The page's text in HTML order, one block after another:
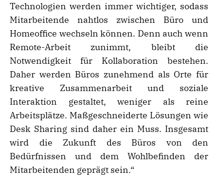
Technologien werden immer wichtiger, sodass
Mitarbeitende nahtlos zwischen Büro und
Homeoffice wechseln können. Denn auch wenn
Remote-Arbeit zunimmt, bleibt die
Notwendigkeit für Kollaboration bestehen.
Daher werden Büros zunehmend als Orte für
kreative Zusammenarbeit und soziale
Interaktion gestaltet, weniger als reine
Arbeitsplätze. Maßgeschneiderte Lösungen wie
Desk Sharing sind daher ein Muss. Insgesamt
wird die Zukunft des Büros von den
Bedürfnissen und dem Wohlbefinden der
Mitarbeitenden geprägt sein.“